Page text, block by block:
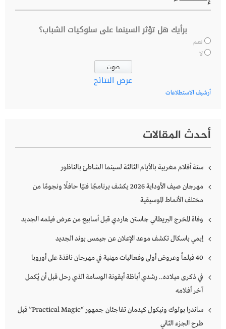
برأيك هل تؤثر السينما على سلوكيات الشباب؟
نعم
لا
عرض النتائج
أرشيف الاستطلاعات
أحدث المقالات
ستة أفلام مغربية بالأيام الثالثة لسينما الشاطئ بالناظور
مهرجان صيف الأوداية 2026 يكشف برنامجًا فنيًا حافلًا ونجومًا من
مختلف الأنماط الموسيقية
وفاة المخرج البريطاني جاستن هاردي قبل أسابيع من عرض فيلمه الجديد
إيمي باسكال تكشف موعد الإعلان عن جيمس بوند الجديد
40 فيلماً وعروض أولى وفعاليات مهنية في مهرجان نافذة على أوروبا
في ذكرى ميلاده.. رشدي أباظة أيقونة الوسامة الذي رحل قبل أن يُكمل
آخر أفلامه
ساندرا بولوك ونيكول كيدمان تفاجئان جمهور “Practical Magic” قبل
طرح الجزء الثاني